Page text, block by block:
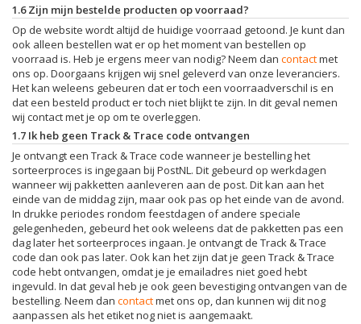
1.6 Zijn mijn bestelde producten op voorraad?
Op de website wordt altijd de huidige voorraad getoond. Je kunt dan
ook alleen bestellen wat er op het moment van bestellen op
voorraad is. Heb je ergens meer van nodig? Neem dan contactmet
ons op. Doorgaans krijgen wij snel geleverd van onze leveranciers.
Het kan weleens gebeuren dat er toch een voorraadverschil is en
dat een besteld product er toch niet blijkt te zijn. In dit geval nemen
wij contact met je op om te overleggen.
1.7 Ik heb geen Track & Trace code ontvangen
Je ontvangt een Track & Trace code wanneer je bestelling het
sorteerproces is ingegaan bij PostNL. Dit gebeurd op werkdagen
wanneer wij pakketten aanleveren aan de post. Dit kan aan het
einde van de middag zijn, maar ook pas op het einde van de avond.
In drukke periodes rondom feestdagen of andere speciale
gelegenheden, gebeurd het ook weleens dat de pakketten pas een
dag later het sorteerproces ingaan. Je ontvangt de Track & Trace
code dan ook pas later. Ook kan het zijn dat je geen Track & Trace
code hebt ontvangen, omdat je je emailadres niet goed hebt
ingevuld. In dat geval heb je ook geen bevestiging ontvangen van de
bestelling. Neem dan contactmet ons op, dan kunnen wij dit nog
aanpassen als het etiket nog niet is aangemaakt.